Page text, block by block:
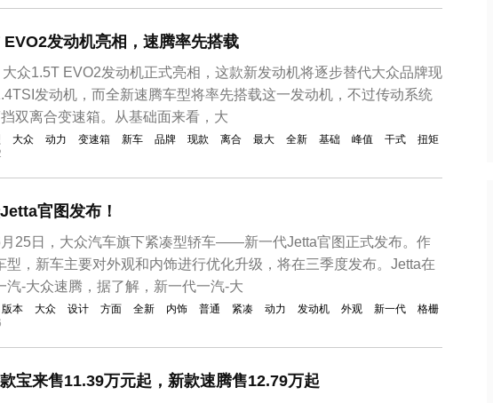
EVO2发动机亮相，速腾率先搭载
众1.5T EVO2发动机正式亮相，这款新发动机将逐步替代大众品牌现
发动机，而全新速腾车型将率先搭载这一发动机，不过传动系统
双离合变速箱。从基础面来看，大
大众 动力 变速箱 新车 品牌 现款 离合 最大 全新 基础 峰值 干式
扭矩
官图发布！
25日，大众汽车旗下紧凑型轿车——新一代Jetta官图正式发布。作
型，新车主要对外观和内饰进行优化升级，将在三季度发布。Jetta在
汽-大众速腾，据了解，新一代一汽-大
版本 大众 设计 方面 全新 内饰 普通 紧凑 动力 发动机 外观 新一代
格栅
宝来售11.39万元起，新款速腾售12.79万起